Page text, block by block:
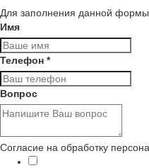
Для заполнения данной формы
Имя
Телефон *
Вопрос
Согласие на обработку